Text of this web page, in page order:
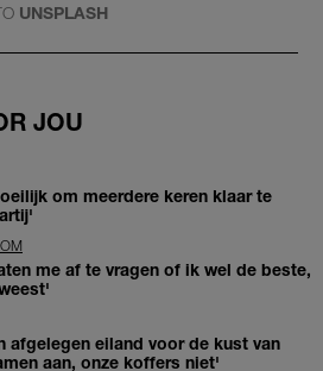
UNSPLASH
JOU
om meerdere keren klaar te
me af te vragen of ik wel de beste,
afgelegen eiland voor de kust van
aan, onze koffers niet'